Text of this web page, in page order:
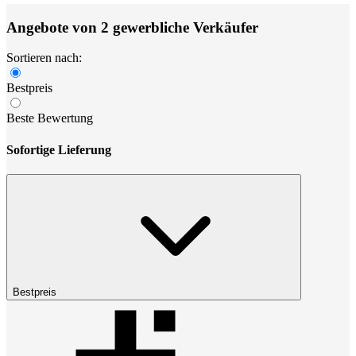
Angebote von 2 gewerbliche Verkäufer
Sortieren nach:
Bestpreis
Beste Bewertung
Sofortige Lieferung
Bestpreis